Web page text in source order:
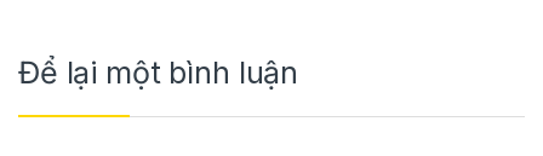
Để lại một bình luận